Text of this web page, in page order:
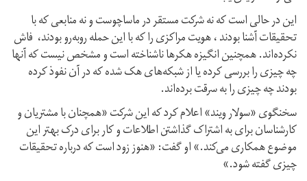
این در حالی است که نه شرکت مستقر در ماساچوست و نه منابعی که با
تحقیقات آشنا بودند ، هویت مراکزی را که با این حمله روبه‌رو بودند، فاش
نکرده‌اند. همچنین انگیزه هکرها ناشناخته است و مشخص نیست که آنها
چه چیزی را بررسی کرده یا از شبکه‌های هک شده که در آن نفوذ کرده
بودند چه چیزی را به سرقت برده‌اند.
سخنگوی «سولار ویند» اعلام کرد که این شرکت «همچنان با مشتریان و
کارشناسان برای به اشتراک گذاشتن اطلاعات و کار برای درک بهتر این
موضوع همکاری می‌کند.» او گفت: «هنوز زود است که درباره تحقیقات
چیزی گفته شود.»